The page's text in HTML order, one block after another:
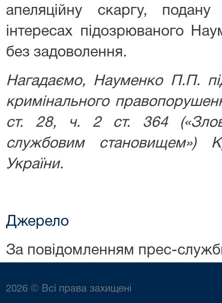
апеляційну скаргу,
інтересах підозрюваного
без задоволення.
Нагадаємо, Науменко П.П.
кримінального
ст. 28, ч. 2 ст. 364
службовим становищем»)
України.
Джерело
За повідомленням прес-
2026 © Всі права захищені